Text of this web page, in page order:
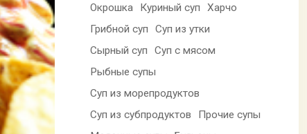
Окрошка
Куриный суп
Харчо
Грибной суп
Суп из утки
Сырный суп
Суп с мясом
Рыбные супы
Суп из морепродуктов
Суп из субпродуктов
Прочие супы